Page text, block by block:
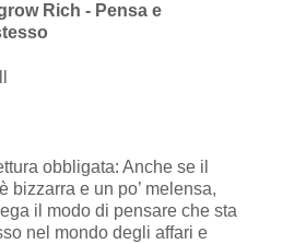
Rich - Pensa e
obbligata: Anche se il
bizzarra e un po’ melensa,
il modo di pensare che sta
nel mondo degli affari e